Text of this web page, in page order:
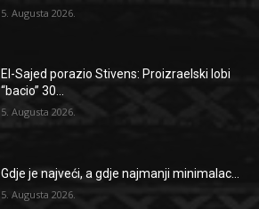
5. Augusta 2026.
El-Sajed porazio Stivens: Proizraelski lobi
“bacio” 30...
5. Augusta 2026.
Gdje je najveći, a gdje najmanji minimalac...
5. Augusta 2026.